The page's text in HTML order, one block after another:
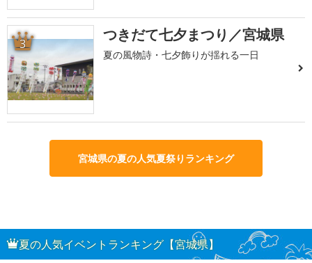
3 つきだて七夕まつり／宮城県
夏の風物詩・七夕飾りが揺れる一日
宮城県の夏の人気夏祭りランキング
夏の人気イベントランキング【宮城県】